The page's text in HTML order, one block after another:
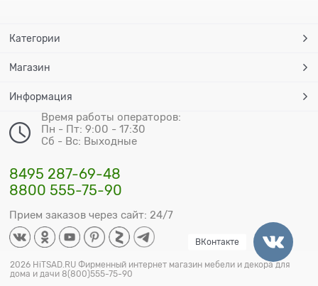
Категории
Магазин
Информация
Время работы операторов:
Пн - Пт: 9:00 - 17:30
Сб - Вс: Выходные
8495 287-69-48
8800 555-75-90
Прием заказов через сайт: 24/7
2026 HiTSAD.RU Фирменный интернет магазин мебели и декора для
дома и дачи 8(800)555-75-90
ВКонтакте